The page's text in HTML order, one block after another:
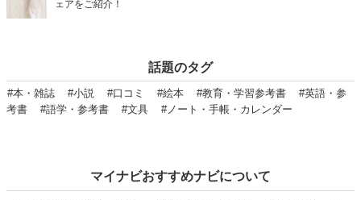
ェアをご紹介！
話題のタグ
#本・雑誌 #小説 #口コミ #絵本 #教育・学習参考書
#英語・参
考書
#語学・参考書 #文具 #ノート・手帳・カレンダー
マイナビおすすめナビについて